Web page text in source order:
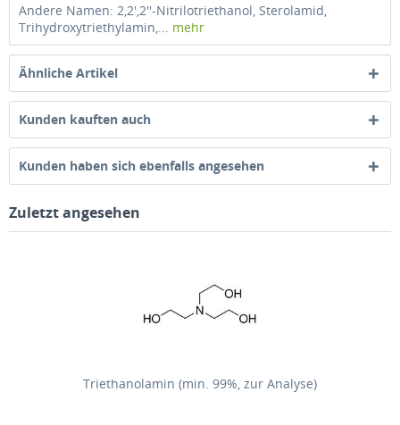
Andere Namen: 2,2′,2′′-Nitrilotriethanol, Sterolamid,
Trihydroxytriethylamin,... mehr
Ähnliche Artikel
Kunden kauften auch
Kunden haben sich ebenfalls angesehen
Zuletzt angesehen
Triethanolamin (min. 99%, zur Analyse)